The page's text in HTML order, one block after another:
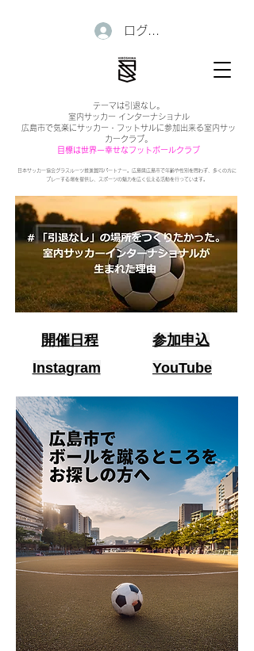
日本サッカー協会グラスルーツ推進賛同パートナー。広島県広島市で年齢や性別を問わず、多くの方に
プレーする場を提供し、スポーツの魅力を広く伝える活動を行っています。
テーマは引退なし。
室内サッカー インターナショナル
広島市で気楽にサッカー・フットサルに参加出来る室内サッ
カークラブ。
目標は世界一幸せなフットボールクラブ
ログイン
開催日程
参加申込
Instagram
YouTube